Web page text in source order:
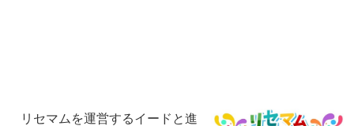
リセマムを運営するイードと進